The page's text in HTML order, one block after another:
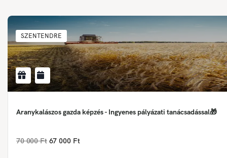
SZENTENDRE
Aranykalászos gazda képzés - Ingyenes pályázati tanácsadással🎁
70 000 Ft 67 000 Ft